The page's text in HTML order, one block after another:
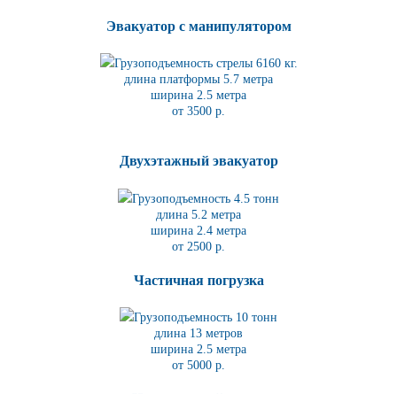
Эвакуатор с манипулятором
Грузоподъемность стрелы 6160 кг.
длина платформы 5.7 метра
ширина 2.5 метра
от 3500 р.
Двухэтажный эвакуатор
Грузоподъемность 4.5 тонн
длина 5.2 метра
ширина 2.4 метра
от 2500 р.
Частичная погрузка
Грузоподъемность 10 тонн
длина 13 метров
ширина 2.5 метра
от 5000 р.